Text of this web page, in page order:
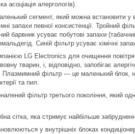
асоціація алергологів).
сегмент, який можна встановити у
запахи певної консистенції. Тройний
барвник усуває побутові запахи
Синій фільтр усуває хімічні
LG Electronics для очищення
тварин, і, відповідно, запобігає
фільтр — це маленький блок,
та пил.
фільтр третього покоління, який
сітка, яка стримує найбільше
у внутрішніх блоках